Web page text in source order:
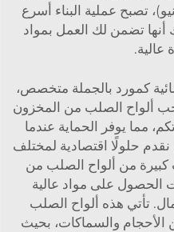
تصبح عملية البناء أسرع
أنها تضمن لك العمل بمواد
عالية.
كمورد بالجملة متخصص،
ألواح الصلب من المخزون
مما يوفر الحماية عندما
نقدم حلولًا اقتصادية لمختلف
كبيرة من ألواح الصلب من
الحصول على مواد عالية
تأتي هذه ألواح الصلب
الأحجام والسماكات، بحيث